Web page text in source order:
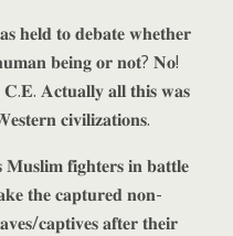
𝐡𝐞𝐥𝐝 𝐭𝐨 𝐝𝐞𝐛𝐚𝐭𝐞 𝐰𝐡𝐞𝐭𝐡𝐞𝐫
𝐛𝐞𝐢𝐧𝐠 𝐨𝐫 𝐧𝐨𝐭? 𝐍𝐨!
𝐀𝐜𝐭𝐮𝐚𝐥𝐥𝐲 𝐚𝐥𝐥 𝐭𝐡𝐢𝐬 𝐰𝐚𝐬
𝐜𝐢𝐯𝐢𝐥𝐢𝐳𝐚𝐭𝐢𝐨𝐧𝐬.
𝐟𝐢𝐠𝐡𝐭𝐞𝐫𝐬 𝐢𝐧 𝐛𝐚𝐭𝐭𝐥𝐞
𝐭𝐡𝐞 𝐜𝐚𝐩𝐭𝐮𝐫𝐞𝐝 𝐧𝐨𝐧-
𝐜𝐚𝐩𝐭𝐢𝐯𝐞𝐬 𝐚𝐟𝐭𝐞𝐫 𝐭𝐡𝐞𝐢𝐫